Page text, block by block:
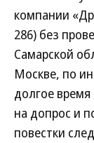
компании
286) без
Самарской
Москве, по
долгое время
на допрос и
повестки